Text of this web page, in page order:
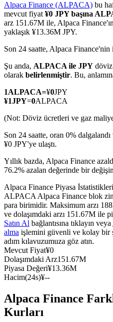
COIN-M Vadeli İşlemleri
Kripto Para Vadeli İşlemleri
TradFi
Hisse senetleri, döviz,
USDC Vadeli İşlemleri
USDC'yi teminat olarak
Kopya Ticaret
En iyi traderlarla güçlerinizi
Alpaca Finance (ALPACA) bu
mevcut fiyat ¥0 JPY başına
arz 151.67M ile, Alpaca
yaklaşık ¥13.36M JPY.
Son 24 saatte, Alpaca
Şu anda, ALPACA ile JPY
olarak belirlenmiştir. Bu,
1ALPACA=¥0JPY
¥1JPY=0ALPACA
(Not: Döviz ücretleri ve gaz
Son 24 saatte, oran 0%
¥0 JPY'ye ulaştı.
Yıllık bazda, Alpaca Finance
76.2% azalan değerinde bir
Alpaca Finance Piyasa İstatistikleri
ALPACA Alpaca Finance blok
para birimidir. Maksimum arzı
ve dolaşımdaki arzı 151.67M ile
Satın Al bağlantısına tıklayın veya
alma işlemini güvenli ve kolay bir
adım kılavuzumuza göz atın.
Mevcut Fiyat¥0
Dolaşımdaki Arz151.67M
Piyasa Değeri¥13.36M
Hacim(24s)¥--
Alpaca Finance
Kurları